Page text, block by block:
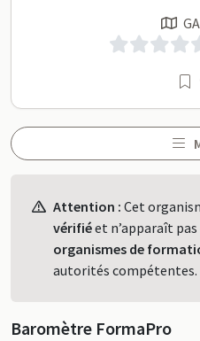
Attention : Cet
vérifiéet n’apparaît pas
organismes de
autorités compétentes.
Baromètre FormaPro